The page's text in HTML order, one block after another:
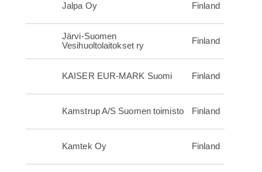
Jalpa Oy Finland
Järvi-Suomen
Vesihuoltolaitokset ry
Finland
KAISER EUR-MARK Suomi Finland
Kamstrup A/S Suomen toimisto Finland
Kamtek Oy Finland